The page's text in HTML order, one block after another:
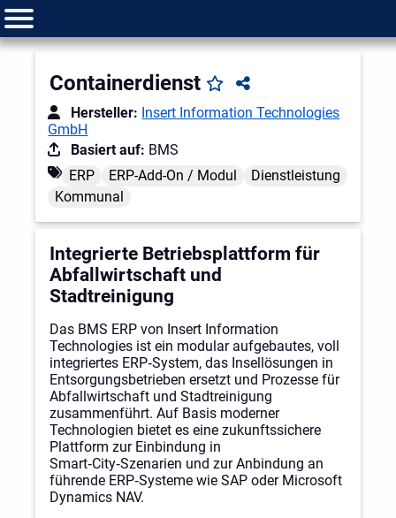
Containerdienst
Hersteller: Insert Information Technologies
GmbH
Basiert auf: BMS
ERP
ERP-Add-On / Modul
Dienstleistung
Kommunal
Integrierte Betriebsplattform für
Abfallwirtschaft und
Stadtreinigung
Das BMS ERP von Insert Information
Technologies ist ein modular aufgebautes, voll
integriertes ERP‑System, das Insellösungen in
Entsorgungsbetrieben ersetzt und Prozesse für
Abfallwirtschaft und Stadtreinigung
zusammenführt. Auf Basis moderner
Technologien bietet es eine zukunftssichere
Plattform zur Einbindung in
Smart‑City‑Szenarien und zur Anbindung an
führende ERP‑Systeme wie SAP oder Microsoft
Dynamics NAV.